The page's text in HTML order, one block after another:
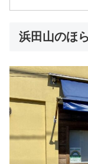
浜田山のほ